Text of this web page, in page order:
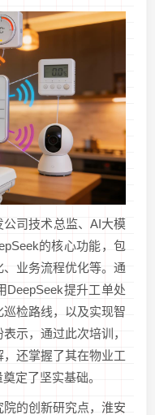
司技术总监、AI大模
的核心功能，包
业务流程优化等。通
DeepSeek提升工单处
检路线，以及实现智
示，通过此次培训，
还掌握了其在物业工
定了坚实基础。
的创新研究点，淮安